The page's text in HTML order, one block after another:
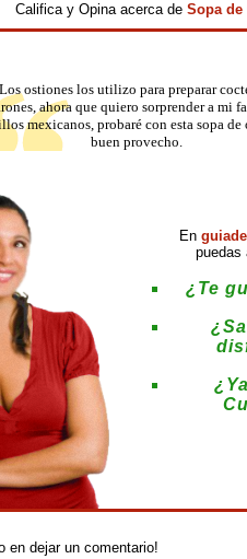
Califica y Opina acerca de Sopa
Los ostiones los utilizo para preparar
ahora que quiero sorprender a mi
mexicanos, probaré con esta sopa de
buen provecho.
En
puedas
¿Te
en dejar un comentario!